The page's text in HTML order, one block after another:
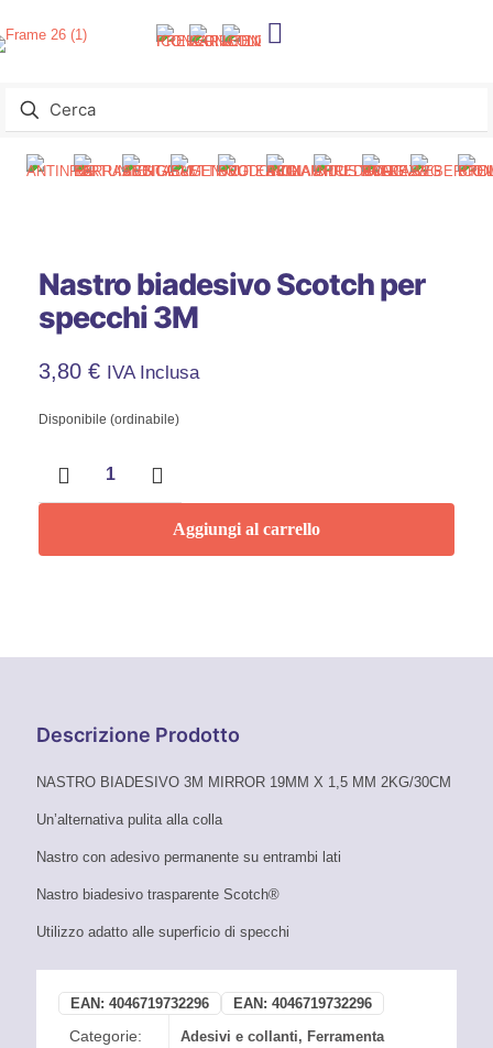
Nastro biadesivo Scotch per
specchi 3M
3,80 € IVA Inclusa
Disponibile (ordinabile)
Scotch
3M
Aggiungi al carrello
Descrizione Prodotto
NASTRO BIADESIVO 3M MIRROR 19MM X 1,5 MM 2KG/30CM
Un’alternativa pulita alla colla
Nastro con adesivo permanente su entrambi lati
Nastro biadesivo trasparente Scotch®
Utilizzo adatto alle superficio di specchi
EAN: 4046719732296 EAN: 4046719732296
Categorie: Adesivi e collanti, Ferramenta